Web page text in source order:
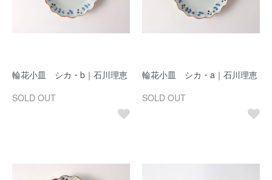
輪花小皿 シカ・b｜石川理恵
SOLD OUT
輪花小皿 シカ・a｜石川理恵
SOLD OUT